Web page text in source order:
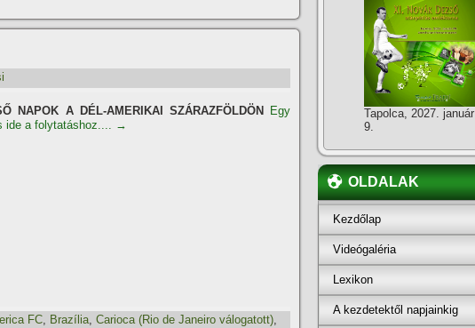
NAPOK A DÉL-AMERIKAI SZÁRAZFÖLDÖN
Egy
ide a folytatáshoz.... →
FC, Brazília, Carioca (Rio de Janeiro válogatott),
Tapolca, 2027. január
9.
OLDALAK
Kezdőlap
Videógaléria
Lexikon
A kezdetektől napjainkig